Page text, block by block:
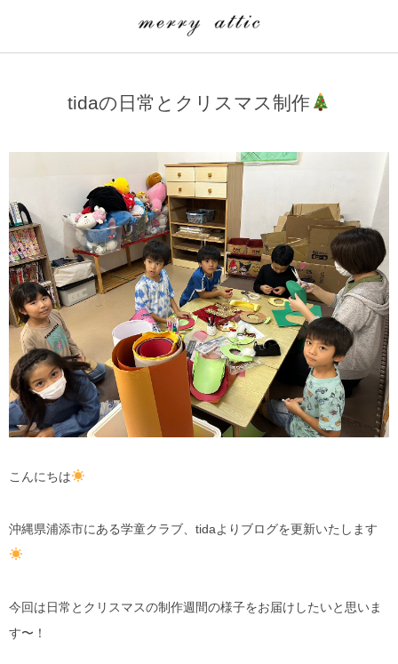
tidaの日常とクリスマス制作
こんにちは
沖縄県浦添市にある学童クラブ、tidaよりブログを更新いたします
今回は日常とクリスマスの制作週間の様子をお届けしたいと思いま
す〜！
merry attic ミュージッククラス